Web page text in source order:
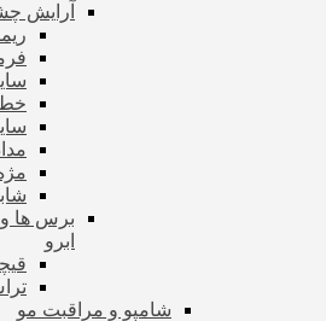
آرایش
برس ها
ابرو
شامپو و مراقبت مو